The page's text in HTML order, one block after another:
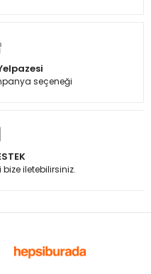
seçeneği
bize iletebilirsiniz.